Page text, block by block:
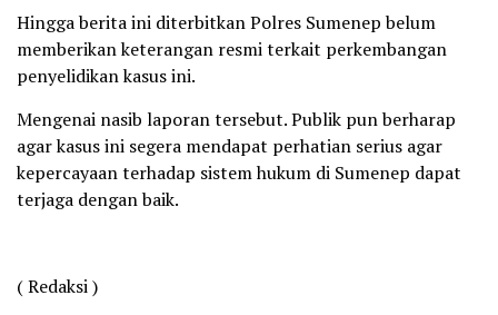
Hingga berita ini diterbitkan Polres Sumenep belum
memberikan keterangan resmi terkait perkembangan
penyelidikan kasus ini.
Mengenai nasib laporan tersebut. Publik pun berharap
agar kasus ini segera mendapat perhatian serius agar
kepercayaan terhadap sistem hukum di Sumenep dapat
terjaga dengan baik.
( Redaksi )